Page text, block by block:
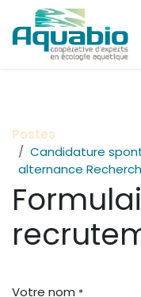
Se rendre au contenu
Postes
Candidature
alternance
Votre nom *